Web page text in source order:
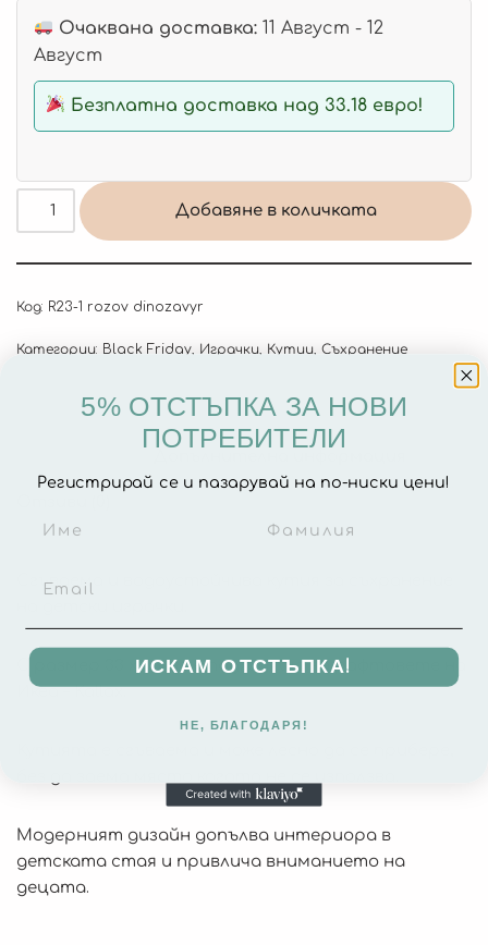
Очаквана доставка: 11 Август - 12
Август
Безплатна доставка над 33.18 евро!
Добавяне в количката
Код: R23-1 rozov dinozavyr
Категории: Black Friday Играчки Кутии Съхранение
Сгъваема и водоустойчива кутия за съхранение
С размер 33 х 33 см е подходяща за рафтовете на
Икеа – Kallax.
Модерният дизайн допълва интериора в
детската стая и привлича вниманието на
децата.
5% ОТСТЪПКА ЗА НОВИ
ПОТРЕБИТЕЛИ
Регистрирай се и пазарувай на по-ниски цени!
ИСКАМ ОТСТЪПКА!
НЕ, БЛАГОДАРЯ!